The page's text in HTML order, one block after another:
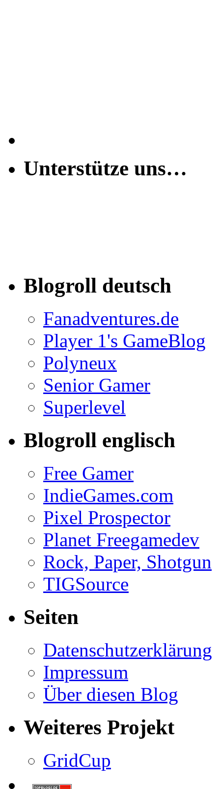
Unterstütze uns…
Blogroll deutsch
Fanadventures.de
Player 1's GameBlog
Polyneux
Senior Gamer
Superlevel
Blogroll englisch
Free Gamer
IndieGames.com
Pixel Prospector
Planet Freegamedev
Rock, Paper, Shotgun
TIGSource
Seiten
Datenschutzerklärung
Impressum
Über diesen Blog
Weiteres Projekt
GridCup